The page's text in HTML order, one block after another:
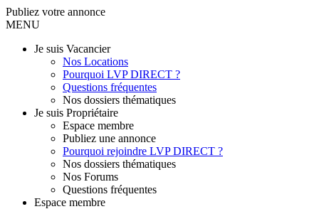
Publiez votre annonce
MENU
Je suis Vacancier
Nos Locations
Pourquoi LVP DIRECT ?
Questions fréquentes
Nos dossiers thématiques
Je suis Propriétaire
Espace membre
Publiez une annonce
Pourquoi rejoindre LVP DIRECT ?
Nos dossiers thématiques
Nos Forums
Questions fréquentes
Espace membre